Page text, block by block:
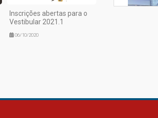
Inscrições abertas para o
Vestibular 2021.1
06/10/2020